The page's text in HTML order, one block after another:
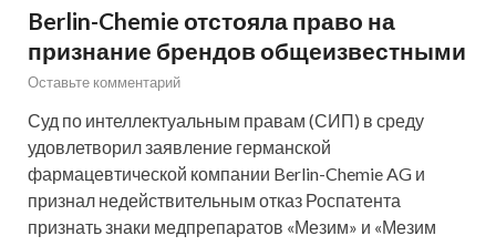
Berlin-Chemie отстояла право на
признание брендов общеизвестными
Оставьте комментарий
Суд по интеллектуальным правам (СИП) в среду
удовлетворил заявление германской
фармацевтической компании Berlin-Chemie AG и
признал недействительным отказ Роспатента
признать знаки медпрепаратов «Мезим» и «Мезим